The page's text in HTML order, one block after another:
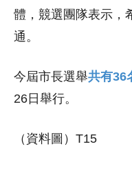
體，競選團隊表示，
通。
今屆市長選舉共有36
26日舉行。
（資料圖）T15